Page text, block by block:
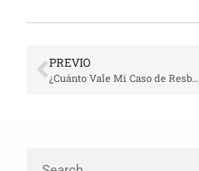
PREVIO
¿Cuánto Vale Mi Caso de Resbalón y Caída en Houston?